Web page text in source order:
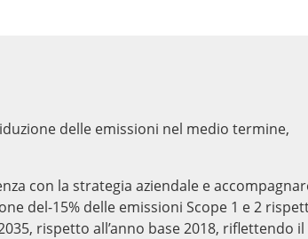
delle emissioni nel medio termine,
con la strategia aziendale e
del-15% delle emissioni Scope 1 e 2
rispetto all’anno base 2018, riflettendo il